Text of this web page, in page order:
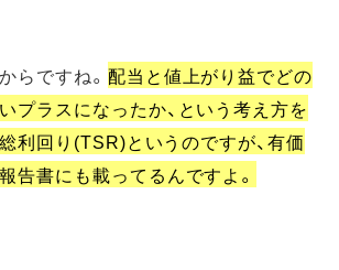
らですね。 配当と値上がり益でどの
プラスになったか、という考え方を
利回り(TSR)というのですが、有価
告書にも載ってるんですよ。